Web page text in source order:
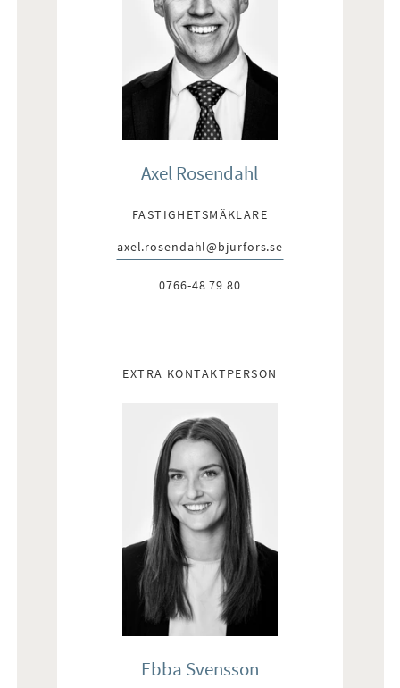
Axel Rosendahl
FASTIGHETSMÄKLARE
E-post:
axel.rosendahl@bjurfors.se
Telefon:
0766-48 79 80
EXTRA KONTAKTPERSON
Ebba Svensson